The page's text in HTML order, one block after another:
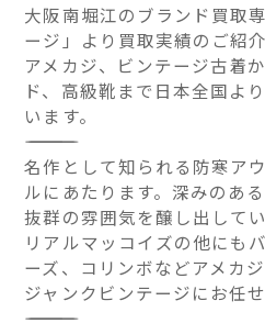
大阪南堀江のブランド買取
ージ」より買取実績のご紹介
アメカジ、ビンテージ古着
ド、高級靴まで日本全国よ
います。
――――――――――――――
名作として知られる防寒ア
ルにあたります。深みのあ
抜群の雰囲気を醸し出してい
リアルマッコイズの他にも
ーズ、コリンボなどアメカ
ジャンクビンテージにお任
――――――――――――――